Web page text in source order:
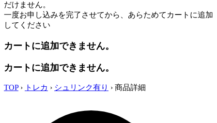
だけません。
一度お申し込みを完了させてから、あらためてカートに追加
してください
カートに追加できません。
カートに追加できません。
TOP › トレカ › シュリンク有り › 商品詳細